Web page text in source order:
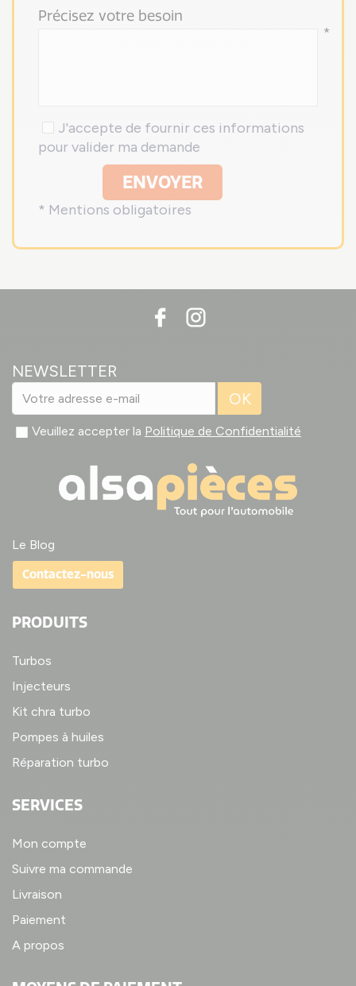
Précisez votre besoin
*
J'accepte de fournir ces informations
pour valider ma demande
ENVOYER
* Mentions obligatoires
NEWSLETTER
OK
Veuillez accepter la Politique de Confidentialité
Le Blog
Contactez-nous
PRODUITS
Turbos
Injecteurs
Kit chra turbo
Pompes à huiles
Réparation turbo
SERVICES
Mon compte
Suivre ma commande
Livraison
Paiement
A propos